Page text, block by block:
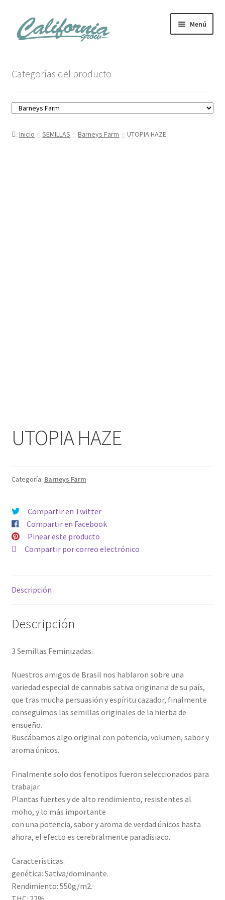
al
contenido
Menú
Carrito
Mi cuenta
Categorías del producto
Inicio SEMILLAS Barneys Farm UTOPIA HAZE
UTOPIA HAZE
Categoría: Barneys Farm
Compartir en Twitter
Compartir en Facebook
Pinear este producto
Compartir por correo electrónico
Descripción
Descripción
3 Semillas Feminizadas.
Nuestros amigos de Brasil nos hablaron sobre una
variedad especial de cannabis sativa originaria de su país,
que tras mucha persuasión y espíritu cazador, finalmente
conseguimos las semillas originales de la hierba de
ensueño.
Buscábamos algo original con potencia, volumen, sabor y
aroma únicos.
Finalmente solo dos fenotipos fueron seleccionados para
trabajar.
Plantas fuertes y de alto rendimiento, resistentes al
moho, y lo más importante
con una potencia, sabor y aroma de verdad únicos hasta
ahora, el efecto es cerebralmente paradisiaco.
Características:
genética: Sativa/dominante.
Rendimiento: 550g/m2.